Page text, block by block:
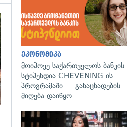
გადახედვა
ეკონომიკა
მოიპოვე საქართველოს ბანკის
სტიპენდია CHEVENING-ის
პროგრამაში — განაცხადების
მიღება დაიწყო